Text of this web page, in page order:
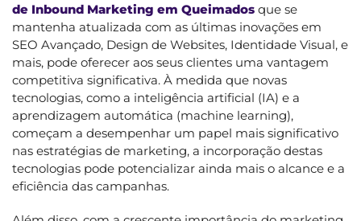
de Inbound Marketing em Queimados que se
mantenha atualizada com as últimas inovações em
SEO Avançado, Design de Websites, Identidade Visual, e
mais, pode oferecer aos seus clientes uma vantagem
competitiva significativa. À medida que novas
tecnologias, como a inteligência artificial (IA) e a
aprendizagem automática (machine learning),
começam a desempenhar um papel mais significativo
nas estratégias de marketing, a incorporação destas
tecnologias pode potencializar ainda mais o alcance e a
eficiência das campanhas.